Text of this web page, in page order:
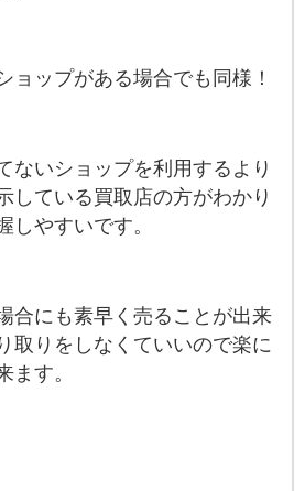
ョップがある場合でも同様！
ないショップを利用するより
している買取店の方がわかり
しやすいです。
合にも素早く売ることが出来
取りをしなくていいので楽に
ます。